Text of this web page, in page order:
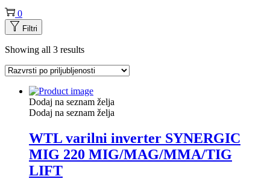
0
Filtri
Showing all 3 results
Dodaj na seznam želja
Dodaj na seznam želja
WTL varilni inverter SYNERGIC
MIG 220 MIG/MAG/MMA/TIG
LIFT